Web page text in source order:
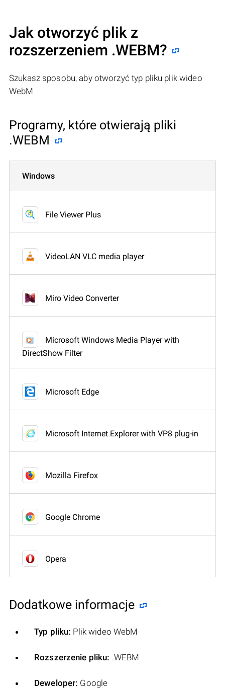
Jak otworzyć plik z
rozszerzeniem .WEBM?
Szukasz sposobu, aby otworzyć typ pliku plik wideo
WebM
Programy, które otwierają pliki
.WEBM
Windows
File Viewer Plus
VideoLAN VLC media player
Miro Video Converter
Microsoft Windows Media Player with
DirectShow Filter
Microsoft Edge
Microsoft Internet Explorer with VP8 plug-in
Mozilla Firefox
Google Chrome
Opera
Dodatkowe informacje
Typ pliku: Plik wideo WebM
Rozszerzenie pliku: .WEBM
Deweloper: Google